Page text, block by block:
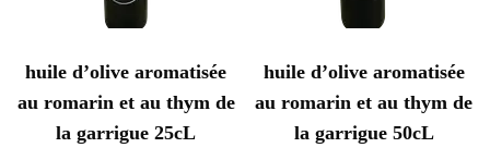
huile d’olive aromatisée
au romarin et au thym de
la garrigue 25cL
huile d’olive aromatisée
au romarin et au thym de
la garrigue 50cL